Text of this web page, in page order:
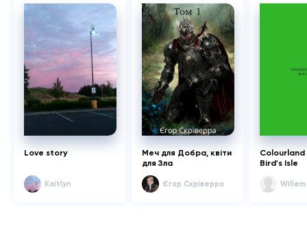
Love story
Kaitlyn
Меч для Добра, квіти
для Зла
Єгор Скріверра
Colourland
Bird's Isle
Willem